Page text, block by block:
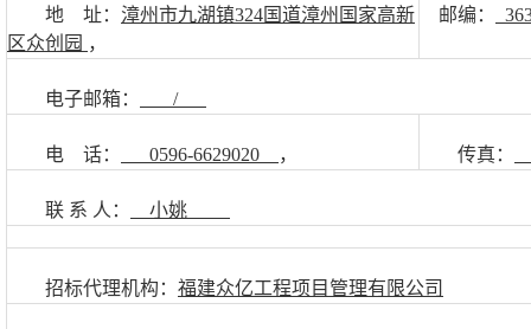
地 址： 漳州市九湖镇324国道漳州国家高新
区众创园 ，
邮编：
电子邮箱： /
电 话： 0596-6629020 ， 传真：
联 系 人： 小姚
招标代理机构： 福建众亿工程项目管理有限公司